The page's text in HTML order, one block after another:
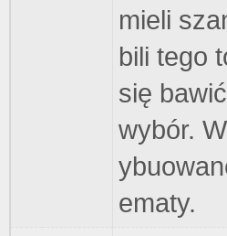
mieli
bili tego
się
wybór.
ematy.